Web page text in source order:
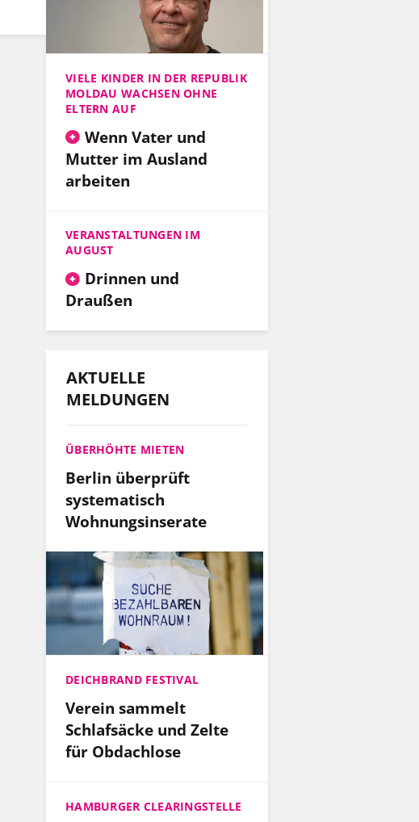
VIELE KINDER IN DER REPUBLIK
MOLDAU WACHSEN OHNE
ELTERN AUF
Wenn Vater und
Mutter im Ausland
arbeiten
VERANSTALTUNGEN IM
AUGUST
Drinnen und
Draußen
AKTUELLE
MELDUNGEN
ÜBERHÖHTE MIETEN
Berlin überprüft
systematisch
Wohnungsinserate
DEICHBRAND FESTIVAL
Verein sammelt
Schlafsäcke und Zelte
für Obdachlose
HAMBURGER CLEARINGSTELLE